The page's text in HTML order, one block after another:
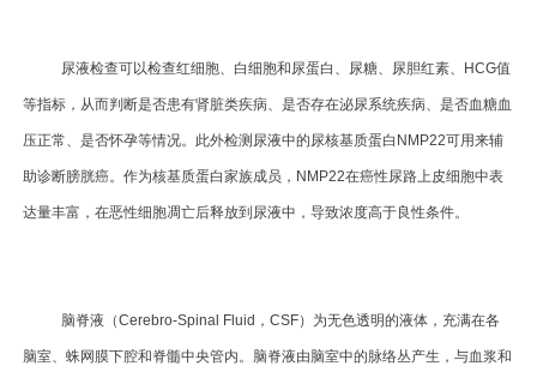
尿液检查可以检查红细胞、白细胞和尿蛋白、尿糖、尿胆红素、HCG值
等指标，从而判断是否患有肾脏类疾病、是否存在泌尿系统疾病、是否血糖血
压正常、是否怀孕等情况。此外检测尿液中的尿核基质蛋白NMP22可用来辅
助诊断膀胱癌。作为核基质蛋白家族成员，NMP22在癌性尿路上皮细胞中表
达量丰富，在恶性细胞凋亡后释放到尿液中，导致浓度高于良性条件。
脑脊液（Cerebro-Spinal Fluid，CSF）为无色透明的液体，充满在各
脑室、蛛网膜下腔和脊髓中央管内。脑脊液由脑室中的脉络丛产生，与血浆和